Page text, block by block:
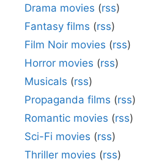
Drama movies (rss)
Fantasy films (rss)
Film Noir movies (rss)
Horror movies (rss)
Musicals (rss)
Propaganda films (rss)
Romantic movies (rss)
Sci-Fi movies (rss)
Thriller movies (rss)